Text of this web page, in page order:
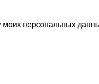
моих персональных